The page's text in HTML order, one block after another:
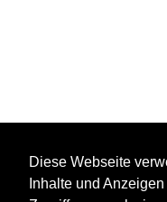
Diese Webseite
Inhalte und